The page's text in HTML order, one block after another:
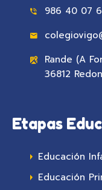
986 40 07
Rande (A
36812
Etapas
Educación
Educación